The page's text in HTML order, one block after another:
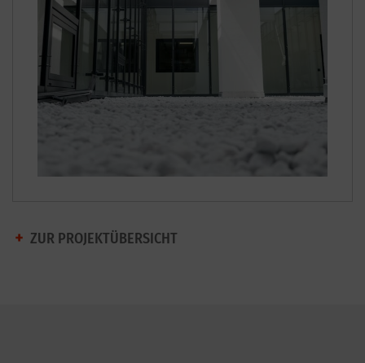
ZUR PROJEKTÜBERSICHT